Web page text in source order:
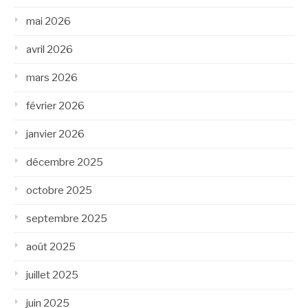
mai 2026
avril 2026
mars 2026
février 2026
janvier 2026
décembre 2025
octobre 2025
septembre 2025
août 2025
juillet 2025
juin 2025